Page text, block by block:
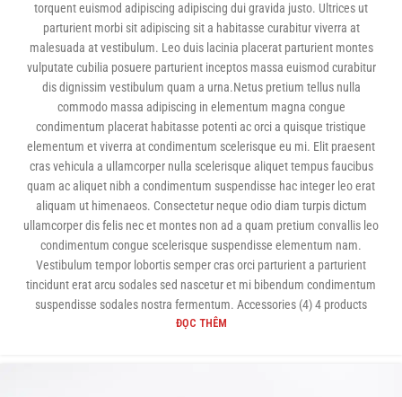
torquent euismod adipiscing adipiscing dui gravida justo. Ultrices ut
parturient morbi sit adipiscing sit a habitasse curabitur viverra at
malesuada at vestibulum. Leo duis lacinia placerat parturient montes
vulputate cubilia posuere parturient inceptos massa euismod curabitur
dis dignissim vestibulum quam a urna.Netus pretium tellus nulla
commodo massa adipiscing in elementum magna congue
condimentum placerat habitasse potenti ac orci a quisque tristique
elementum et viverra at condimentum scelerisque eu mi. Elit praesent
cras vehicula a ullamcorper nulla scelerisque aliquet tempus faucibus
quam ac aliquet nibh a condimentum suspendisse hac integer leo erat
aliquam ut himenaeos. Consectetur neque odio diam turpis dictum
ullamcorper dis felis nec et montes non ad a quam pretium convallis leo
condimentum congue scelerisque suspendisse elementum nam.
Vestibulum tempor lobortis semper cras orci parturient a parturient
tincidunt erat arcu sodales sed nascetur et mi bibendum condimentum
suspendisse sodales nostra fermentum. Accessories (4) 4 products
ĐỌC THÊM